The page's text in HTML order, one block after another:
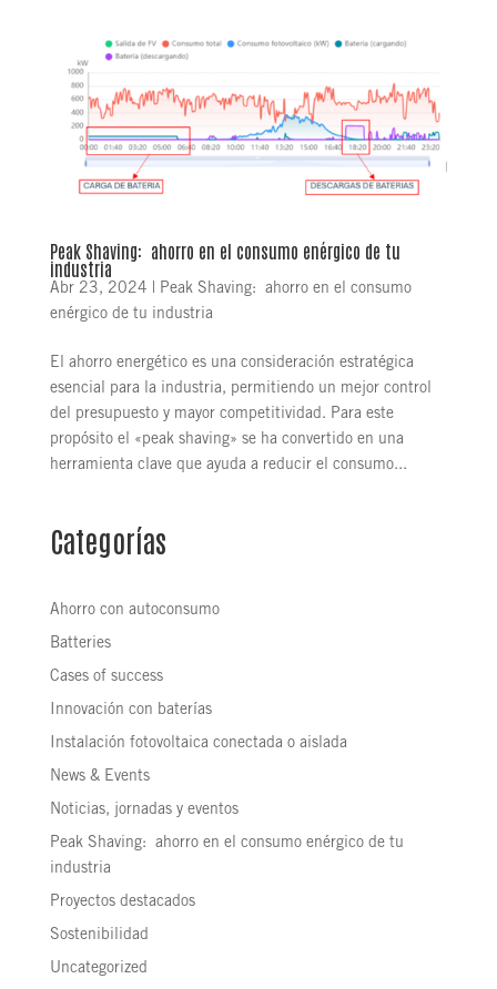
Peak Shaving: ahorro en el consumo enérgico de tu
industria
Abr 23, 2024 | Peak Shaving: ahorro en el consumo
enérgico de tu industria
El ahorro energético es una consideración estratégica
esencial para la industria, permitiendo un mejor control
del presupuesto y mayor competitividad. Para este
propósito el «peak shaving» se ha convertido en una
herramienta clave que ayuda a reducir el consumo...
Categorías
Ahorro con autoconsumo
Batteries
Cases of success
Innovación con baterías
Instalación fotovoltaica conectada o aislada
News & Events
Noticias, jornadas y eventos
Peak Shaving: ahorro en el consumo enérgico de tu
industria
Proyectos destacados
Sostenibilidad
Uncategorized